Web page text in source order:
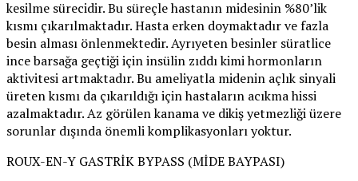
kesilme sürecidir. Bu süreçle hastanın midesinin %80’lik
kısmı çıkarılmaktadır. Hasta erken doymaktadır ve fazla
besin alması önlenmektedir. Ayrıyeten besinler süratlice
ince barsağa geçtiği için insülin zıddı kimi hormonların
aktivitesi artmaktadır. Bu ameliyatla midenin açlık sinyali
üreten kısmı da çıkarıldığı için hastaların acıkma hissi
azalmaktadır. Az görülen kanama ve dikiş yetmezliği üzere
sorunlar dışında önemli komplikasyonları yoktur.
ROUX-EN-Y GASTRİK BYPASS (MİDE BAYPASI)